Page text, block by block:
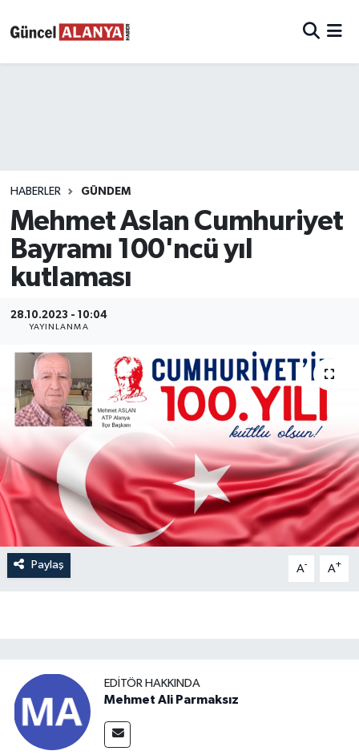
HABERLER GÜNDEM
Mehmet Aslan Cumhuriyet
Bayramı 100'ncü yıl
kutlaması
28.10.2023 - 10:04
YAYINLANMA
Paylaş A- A+
EDITÖR HAKKINDA
Mehmet Ali Parmaksız